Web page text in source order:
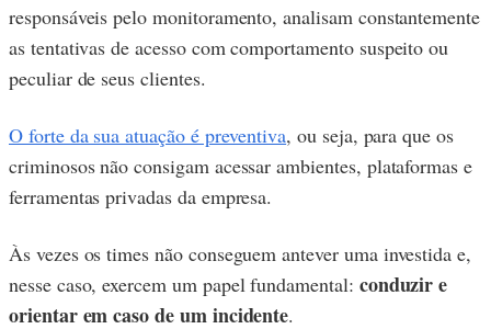
responsáveis pelo monitoramento, analisam constantemente
as tentativas de acesso com comportamento suspeito ou
peculiar de seus clientes.
O forte da sua atuação é preventiva, ou seja, para que os
criminosos não consigam acessar ambientes, plataformas e
ferramentas privadas da empresa.
Às vezes os times não conseguem antever uma investida e,
nesse caso, exercem um papel fundamental: conduzir e
orientar em caso de um incidente.